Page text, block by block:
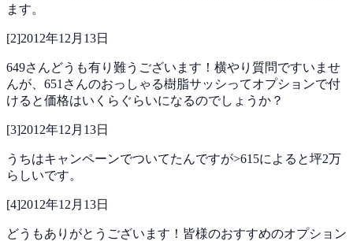
ます。
[2]2012年12月13日
649さんどうも有り難うございます！横やり質問ですいませ
んが、651さんのおっしゃる樹脂サッシってオプションで付
けると価格はいくらぐらいになるのでしょうか？
[3]2012年12月13日
うちはキャンペーンでついてたんですが>615によると坪2万
らしいです。
[4]2012年12月13日
どうもありがとうございます！皆様のおすすめのオプション